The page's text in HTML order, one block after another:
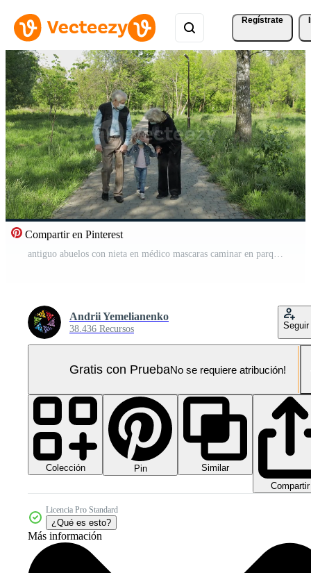
Regístrate
Compartir en Pinterest
antiguo abuelos con nieta en médico mascaras caminar en parque. coronavirus Vídeo Pro
Andrii Yemelianenko
38.436 Recursos Seguir
Gratis con PruebaNo se requiere atribución!
Colección Pin
Similar
Compartir
Licencia Pro Standard
¿Qué es esto?
Más información